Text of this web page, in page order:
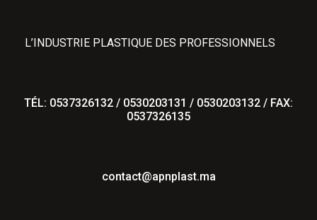
L’INDUSTRIE PLASTIQUE DES PROFESSIONNELS
TÉL: 0537326132 / 0530203131 / 0530203132 / FAX:
0537326135
contact@apnplast.ma